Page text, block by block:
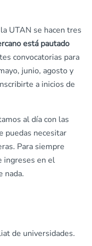
UTAN se hacen tres
está pautado
convocatorias para
junio, agosto y
a inicios de
al día con las
puedas necesitar
Para siempre
ingreses en el
nada.
de universidades.